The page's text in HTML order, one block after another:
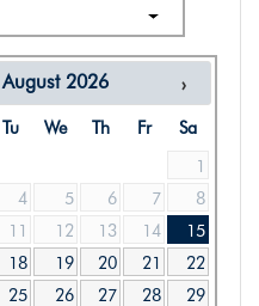
August 2026
Tu We Th Fr
Sa
1
4 5 6 7
8
11 12 13 14
15
18 19 20 21
22
25 26 27 28
29